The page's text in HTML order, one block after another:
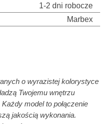
1-2 dni robocze
Marbex
o wyrazistej kolorystyce
Twojemu wnętrzu
model to połączenie
jakością wykonania.